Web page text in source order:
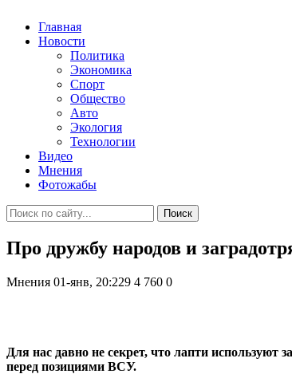
Главная
Новости
Политика
Экономика
Спорт
Общество
Авто
Экология
Технологии
Видео
Мнения
Фотожабы
Поиск
Про дружбу народов и
Мнения 01-янв, 20:229 4 760 0
Для нас давно не секрет, что лапти
перед позициями ВСУ.